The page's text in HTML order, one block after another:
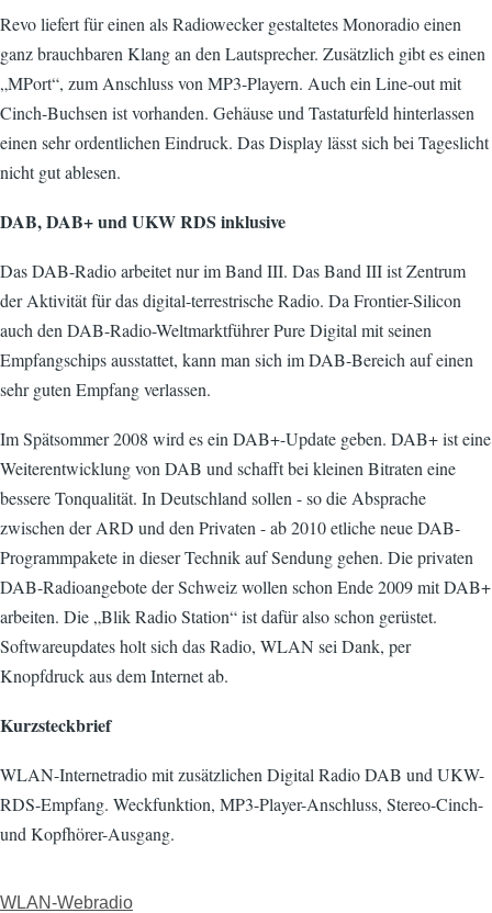
Revo liefert für einen als Radiowecker gestaltetes Monoradio einen
ganz brauchbaren Klang an den Lautsprecher. Zusätzlich gibt es einen
„MPort“, zum Anschluss von MP3-Playern. Auch ein Line-out mit
Cinch-Buchsen ist vorhanden. Gehäuse und Tastaturfeld hinterlassen
einen sehr ordentlichen Eindruck. Das Display lässt sich bei Tageslicht
nicht gut ablesen.
DAB, DAB+ und UKW RDS inklusive
Das DAB-Radio arbeitet nur im Band III. Das Band III ist Zentrum
der Aktivität für das digital-terrestrische Radio. Da Frontier-Silicon
auch den DAB-Radio-Weltmarktführer Pure Digital mit seinen
Empfangschips ausstattet, kann man sich im DAB-Bereich auf einen
sehr guten Empfang verlassen.
Im Spätsommer 2008 wird es ein DAB+-Update geben. DAB+ ist eine
Weiterentwicklung von DAB und schafft bei kleinen Bitraten eine
bessere Tonqualität. In Deutschland sollen - so die Absprache
zwischen der ARD und den Privaten - ab 2010 etliche neue DAB-
Programmpakete in dieser Technik auf Sendung gehen. Die privaten
DAB-Radioangebote der Schweiz wollen schon Ende 2009 mit DAB+
arbeiten. Die „Blik Radio Station“ ist dafür also schon gerüstet.
Softwareupdates holt sich das Radio, WLAN sei Dank, per
Knopfdruck aus dem Internet ab.
Kurzsteckbrief
WLAN-Internetradio mit zusätzlichen Digital Radio DAB und UKW-
RDS-Empfang. Weckfunktion, MP3-Player-Anschluss, Stereo-Cinch-
und Kopfhörer-Ausgang.
WLAN-Webradio